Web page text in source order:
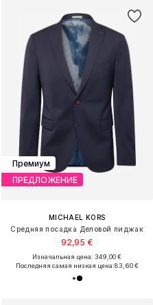
Премиум
ПРЕДЛОЖЕНИЕ
MICHAEL KORS
Средняя посадка Деловой пиджак
92,95 €
Изначальная цена: 349,00 €
Последняя самая низкая цена:83,60 €